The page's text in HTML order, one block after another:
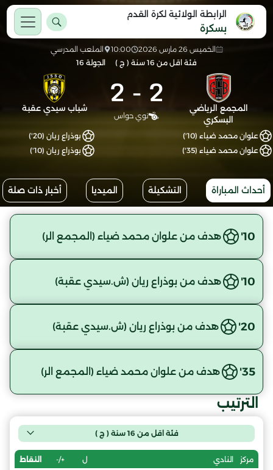
الرابطة الولائية لكرة القدم
بسكرة
الخميس 26 مارس 2026 10:00
الملعب المدرسي
فئة اقل من 16 سنة ( ج )
الجولة 16
المجمع الرياضي
البسكري
2
-
2
نوي حواس
شباب سيدي عقبة
علوان محمد ضياء (10')
علوان محمد ضياء (35')
بوذراع ريان (20')
بوذراع ريان (10')
أحداث المباراة التشكيلة الميديا أخبار ذات صلة
10' هدف من علوان محمد ضياء (المجمع الر)
10' هدف من بوذراع ريان (ش.سيدي عقبة)
20' هدف من بوذراع ريان (ش.سيدي عقبة)
35' هدف من علوان محمد ضياء (المجمع الر)
الترتيب
فئة اقل من 16 سنة ( ج )
مركز النادي ل +/- النقاط